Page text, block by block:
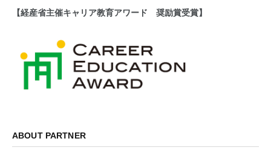
【経産省主催キャリア教育アワード 奨励賞受賞】
ABOUT PARTNER